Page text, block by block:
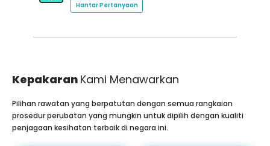
Hantar Pertanyaan
Kepakaran Kami Menawarkan
Pilihan rawatan yang berpatutan dengan semua rangkaian
prosedur perubatan yang mungkin untuk dipilih dengan kualiti
penjagaan kesihatan terbaik di negara ini.